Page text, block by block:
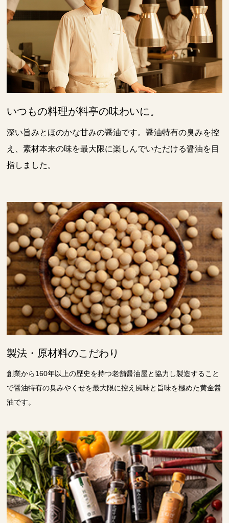
いつもの料理が料亭の味わいに。
深い旨みとほのかな甘みの醤油です。醤油特有の臭みを控
え、素材本来の味を最大限に楽しんでいただける醤油を目
指しました。
製法・原材料のこだわり
創業から160年以上の歴史を持つ老舗醤油屋と協力し製造すること
で醤油特有の臭みやくせを最大限に控え風味と旨味を極めた黄金醤
油です。